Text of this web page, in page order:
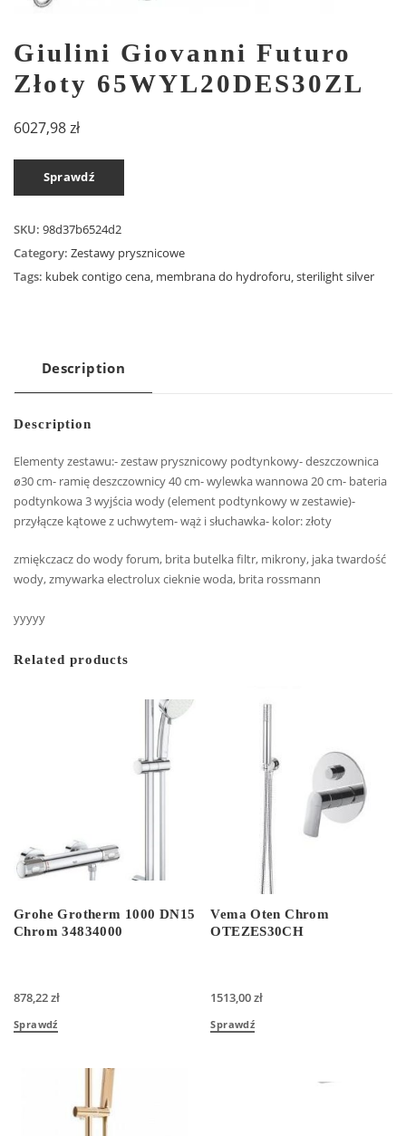
Giulini Giovanni Futuro
Złoty 65WYL20DES30ZL
6027,98zł
Sprawdź
SKU: 98d37b6524d2
Category: Zestawy prysznicowe
Tags: kubek contigo cena, membrana do hydroforu,sterilight silver
Description
Description
Elementy zestawu:- zestaw prysznicowy podtynkowy- deszczownica
ø30 cm- ramię deszczownicy 40 cm- wylewka wannowa 20 cm- bateria
podtynkowa 3 wyjścia wody (element podtynkowy w zestawie)-
przyłącze kątowe z uchwytem- wąż i słuchawka- kolor: złoty
zmiękczacz do wody forum, brita butelka filtr, mikrony, jaka twardość
wody, zmywarka electrolux cieknie woda, brita rossmann
yyyyy
Related products
Grohe Grotherm 1000 DN15
Chrom 34834000
878,22zł
Sprawdź
Vema Oten Chrom
OTEZES30CH
1513,00zł
Sprawdź